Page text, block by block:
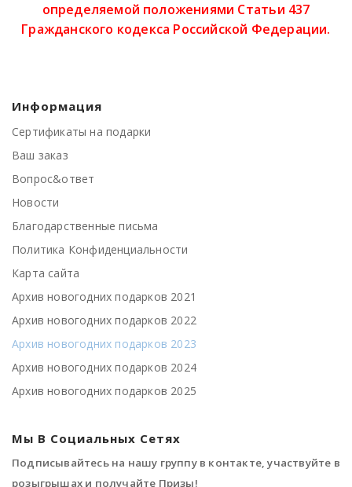
определяемой положениями Статьи 437
Гражданского кодекса Российской Федерации.
Информация
Сертификаты на подарки
Ваш заказ
Вопрос&ответ
Новости
Благодарственные письма
Политика Конфиденциальности
Карта сайта
Архив новогодних подарков 2021
Архив новогодних подарков 2022
Архив новогодних подарков 2023
Архив новогодних подарков 2024
Архив новогодних подарков 2025
Мы В Социальных Сетях
Подписывайтесь на нашу группу в контакте, участвуйте в
розыгрышах и получайте Призы!